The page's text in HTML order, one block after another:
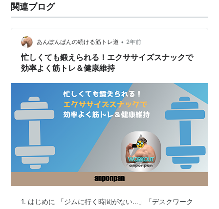
関連ブログ
あんぽんぱんの続ける筋トレ道 • 2年前
忙しくても鍛えられる！エクササイズスナックで
効率よく筋トレ＆健康維持
1. はじめに 「ジムに行く時間がない…」「デスクワーク